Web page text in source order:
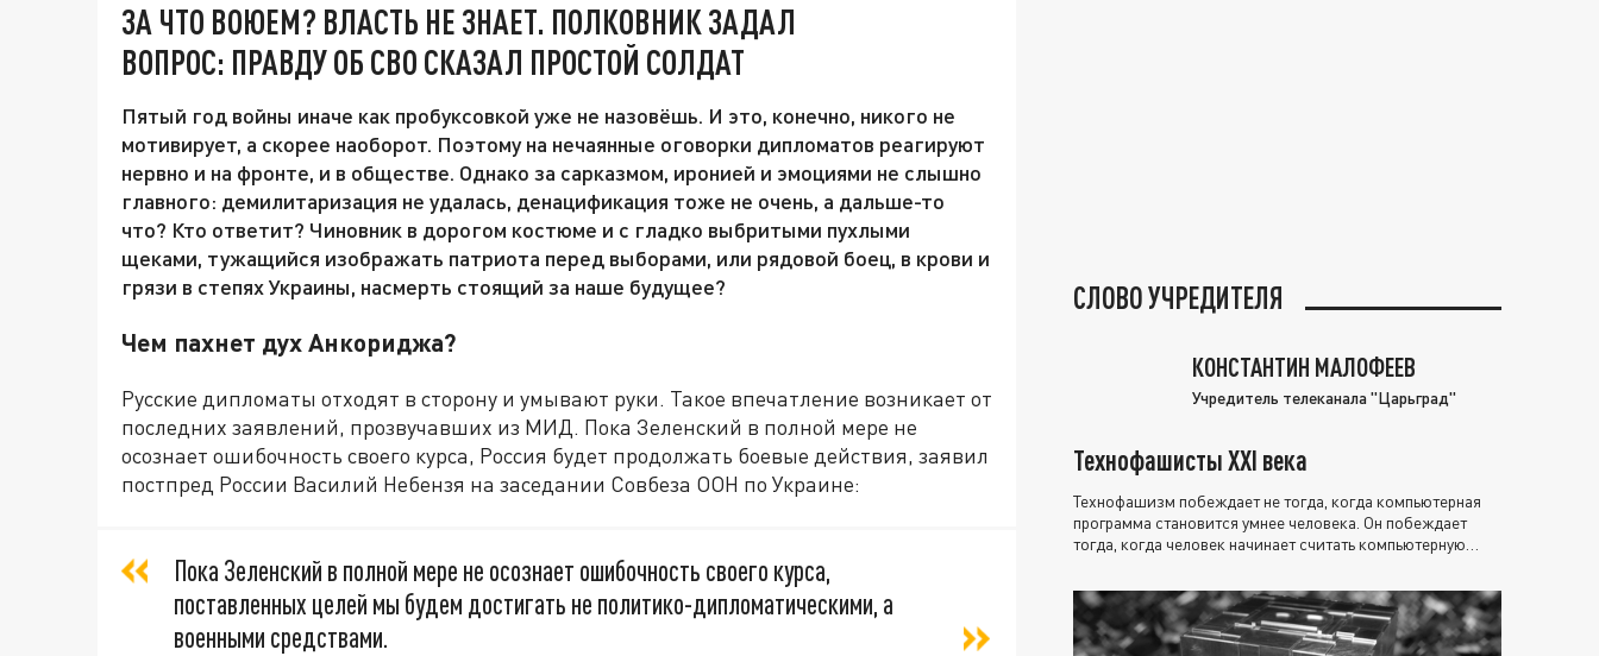
ЗА ЧТО ВОЮЕМ? ВЛАСТЬ НЕ ЗНАЕТ. ПОЛКОВНИК ЗАДАЛ
ВОПРОС: ПРАВДУ ОБ СВО СКАЗАЛ ПРОСТОЙ СОЛДАТ
Пятый год войны иначе как пробуксовкой уже не назовёшь. И это, конечно, никого не
мотивирует, а скорее наоборот. Поэтому на нечаянные оговорки дипломатов реагируют
нервно и на фронте, и в обществе. Однако за сарказмом, иронией и эмоциями не слышно
главного: демилитаризация не удалась, денацификация тоже не очень, а дальше-то
что? Кто ответит? Чиновник в дорогом костюме и с гладко выбритыми пухлыми
щеками, тужащийся изображать патриота перед выборами, или рядовой боец, в крови и
грязи в степях Украины, насмерть стоящий за наше будущее?
Чем пахнет дух Анкориджа?
Русские дипломаты отходят в сторону и умывают руки. Такое впечатление возникает от
последних заявлений, прозвучавших из МИД. Пока Зеленский в полной мере не
осознает ошибочность своего курса, Россия будет продолжать боевые действия, заявил
постпред России Василий Небензя на заседании Совбеза ООН по Украине:
Пока Зеленский в полной мере не осознает ошибочность своего курса,
поставленных целей мы будем достигать не политико-дипломатическими, а
военными средствами.
СЛОВО УЧРЕДИТЕЛЯ
КОНСТАНТИН МАЛОФЕЕВ
Учредитель телеканала "Царьград"
Технофашисты XXI века
Технофашизм побеждает не тогда, когда компьютерная
программа становится умнее человека. Он побеждает
тогда, когда человек начинает считать компьютерную